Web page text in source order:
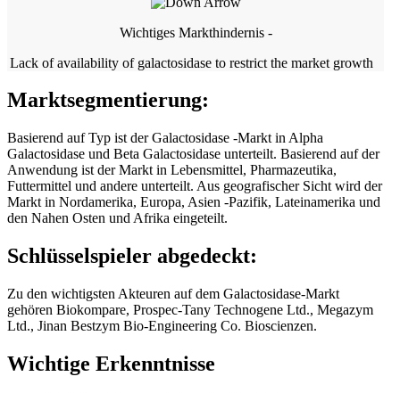
Wichtiges Markthindernis -
Lack of availability of galactosidase to restrict the market growth
Marktsegmentierung:
Basierend auf Typ ist der Galactosidase -Markt in Alpha
Galactosidase und Beta Galactosidase unterteilt. Basierend auf der
Anwendung ist der Markt in Lebensmittel, Pharmazeutika,
Futtermittel und andere unterteilt. Aus geografischer Sicht wird der
Markt in Nordamerika, Europa, Asien -Pazifik, Lateinamerika und
den Nahen Osten und Afrika eingeteilt.
Schlüsselspieler abgedeckt:
Zu den wichtigsten Akteuren auf dem Galactosidase-Markt
gehören Biokompare, Prospec-Tany Technogene Ltd., Megazym
Ltd., Jinan Bestzym Bio-Engineering Co. Bioscienzen.
Wichtige Erkenntnisse